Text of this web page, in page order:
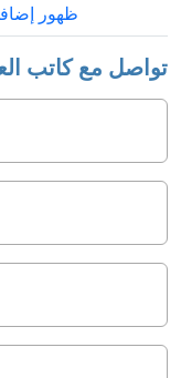
ظهور
تواصل مع كاتب